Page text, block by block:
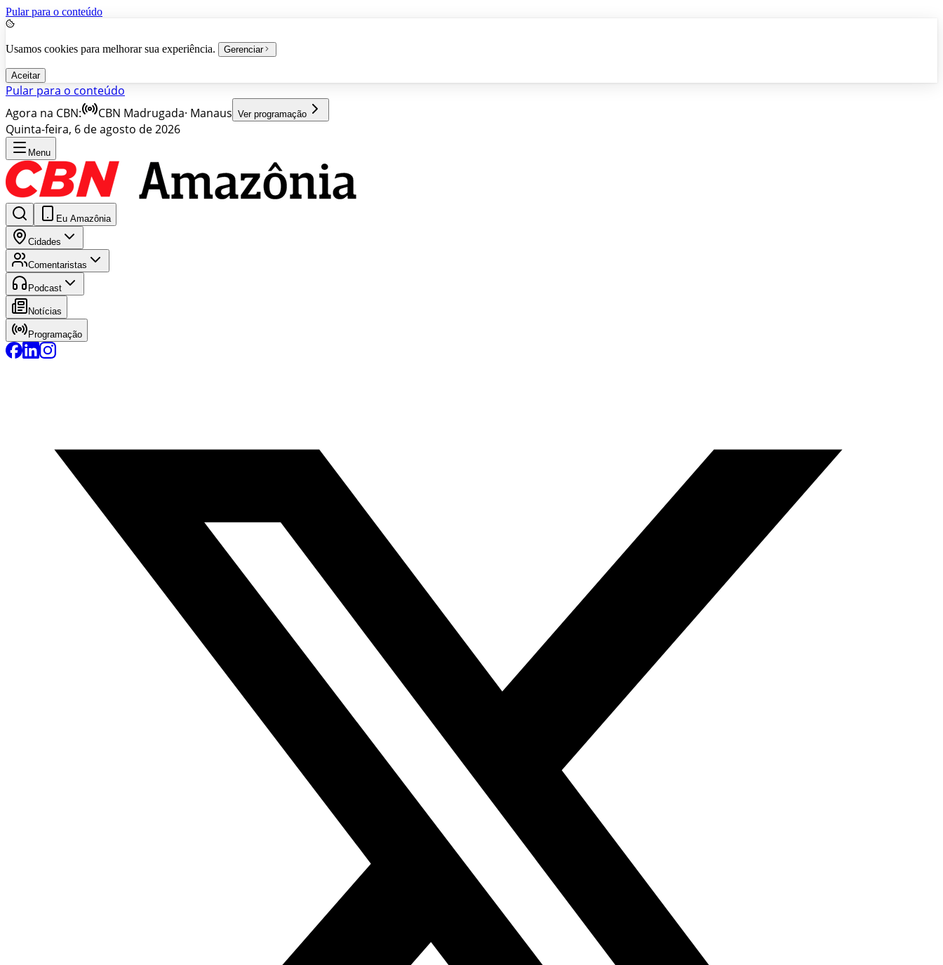
Pular para o conteúdo
Usamos cookies para melhorar sua experiência. Gerenciar
Aceitar
Pular para o conteúdo
Agora na CBN:
CBN Madrugada· Manaus Ver programação
Quinta-feira, 6 de agosto de 2026
Menu
Eu Amazônia
Cidades
Comentaristas
Podcast
Notícias
Programação